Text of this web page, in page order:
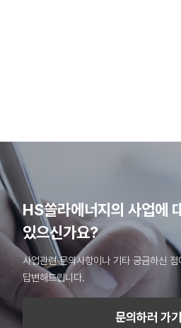
HS쏠라에너지의 사업에
있으신가요?
사업관련 문의사항이나 기타 궁금하신 점
답변해드립니다.
문의하러 가기